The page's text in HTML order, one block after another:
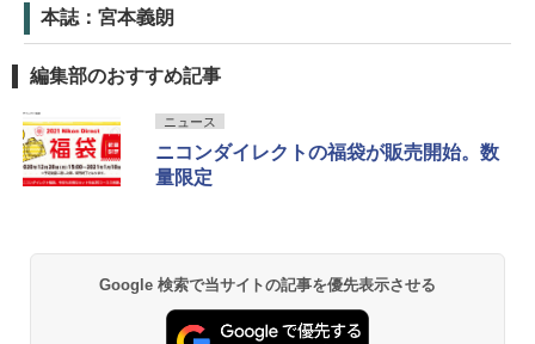
本誌：宮本義朗
編集部のおすすめ記事
ニュース
ニコンダイレクトの福袋が販売開始。数
量限定
Google 検索で当サイトの記事を優先表示させる